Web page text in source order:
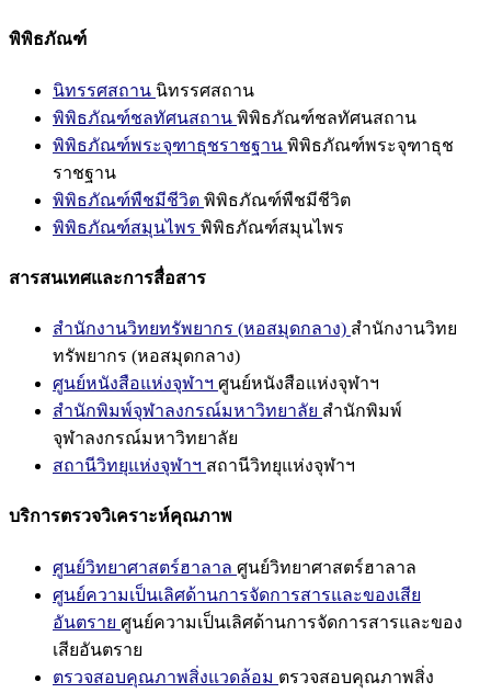
พิพิธภัณฑ์
นิทรรศสถาน นิทรรศสถาน
พิพิธภัณฑ์ชลทัศนสถาน พิพิธภัณฑ์ชลทัศนสถาน
พิพิธภัณฑ์พระจุฑาธุชราชฐาน พิพิธภัณฑ์พระจุฑาธุช
ราชฐาน
พิพิธภัณฑ์พืชมีชีวิต พิพิธภัณฑ์พืชมีชีวิต
พิพิธภัณฑ์สมุนไพร พิพิธภัณฑ์สมุนไพร
สารสนเทศและการสื่อสาร
สำนักงานวิทยทรัพยากร (หอสมุดกลาง) สำนักงานวิทย
ทรัพยากร (หอสมุดกลาง)
ศูนย์หนังสือแห่งจุฬาฯ ศูนย์หนังสือแห่งจุฬาฯ
สำนักพิมพ์จุฬาลงกรณ์มหาวิทยาลัย สำนักพิมพ์
จุฬาลงกรณ์มหาวิทยาลัย
สถานีวิทยุแห่งจุฬาฯ สถานีวิทยุแห่งจุฬาฯ
บริการตรวจวิเคราะห์คุณภาพ
ศูนย์วิทยาศาสตร์ฮาลาล ศูนย์วิทยาศาสตร์ฮาลาล
ศูนย์ความเป็นเลิศด้านการจัดการสารและของเสีย
อันตราย ศูนย์ความเป็นเลิศด้านการจัดการสารและของ
เสียอันตราย
ตรวจสอบคุณภาพสิ่งแวดล้อม ตรวจสอบคุณภาพสิ่ง